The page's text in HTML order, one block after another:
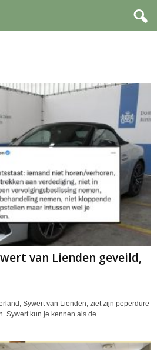
van Lienden geveild,
Sywert van Lienden, ziet zijn peperdure
Sywert kun je kennen als de...